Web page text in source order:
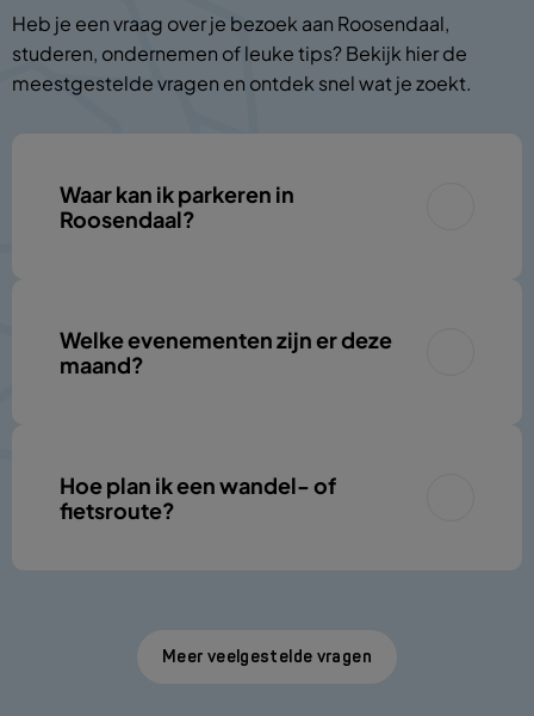
Heb je een vraag over je bezoek aan Roosendaal,
studeren, ondernemen of leuke tips? Bekijk hier de
meestgestelde vragen en ontdek snel wat je zoekt.
Waar kan ik parkeren in
Roosendaal?
Welke evenementen zijn er deze
maand?
Hoe plan ik een wandel- of
fietsroute?
Meer veelgestelde vragen